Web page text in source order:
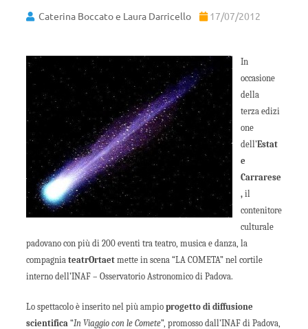
Caterina Boccato e Laura Darricello 17/07/2012
In
occasione
della
terza edizi
one
dell’Estat
e
Carrarese
, il
contenitore
culturale
padovano con più di 200 eventi tra teatro, musica e danza, la
compagnia teatrOrtaet mette in scena “LA COMETA” nel cortile
interno dell’INAF – Osservatorio Astronomico di Padova.
Lo spettacolo è inserito nel più ampio progetto di diffusione
scientifica “In Viaggio con le Comete”, promosso dall’INAF di Padova,